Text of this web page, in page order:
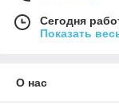
Сегодня
Показать
О нас